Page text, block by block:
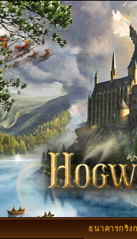
ธนาคารกริง